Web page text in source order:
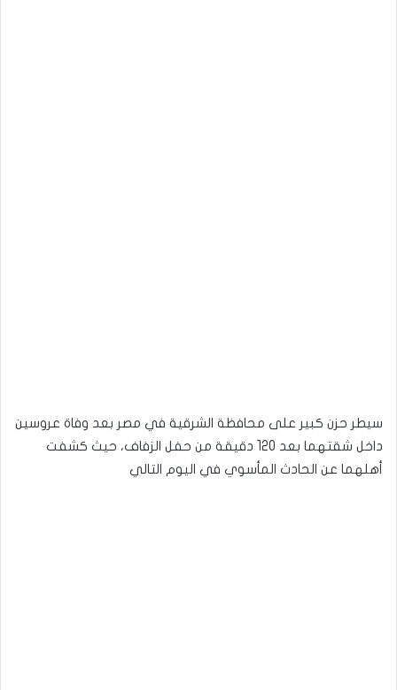
سيطر حزن كبير على محافظة الشرقية في مصر بعد وفاة عروسين
داخل شقتهما بعد 120 دقيقة من حفل الزفاف، حيث كشفت
أهلهما عن الحادث المأسوي في اليوم التالي